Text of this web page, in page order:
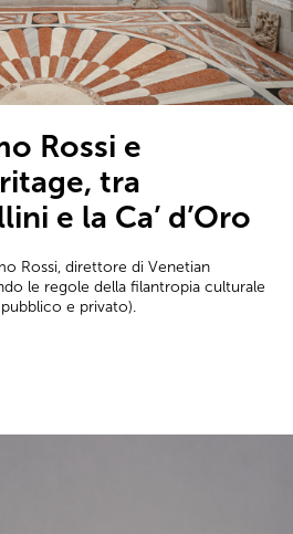
Rossi e
tra
e la Ca’ d’Oro
Rossi, direttore di Venetian
le regole della filantropia culturale
e privato).